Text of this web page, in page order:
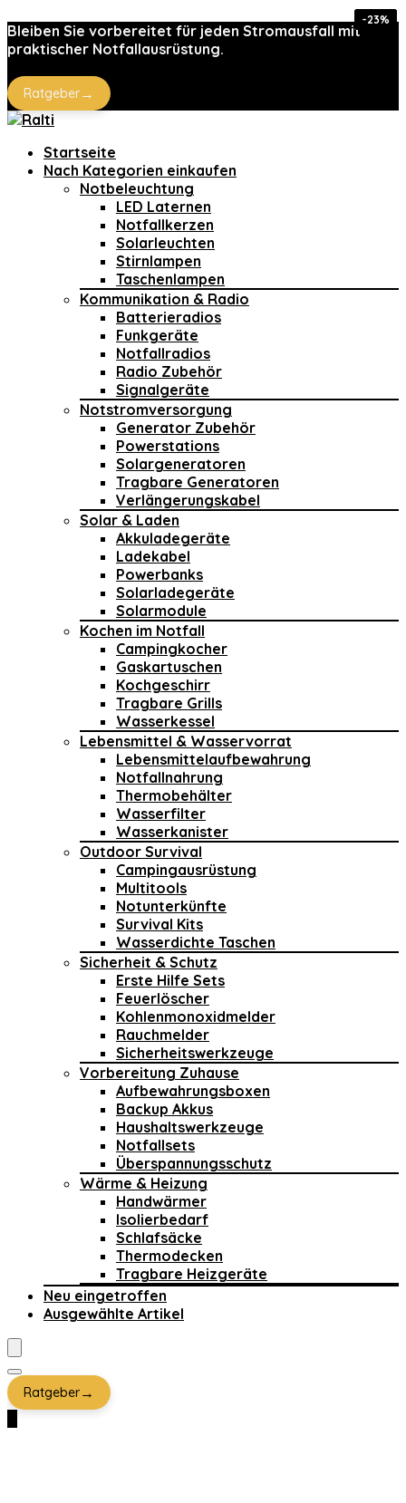
Bleiben Sie vorbereitet für jeden Stromausfall mit
praktischer Notfallausrüstung.
Ratgeber→
Startseite
Nach Kategorien einkaufen
Notbeleuchtung
LED Laternen
Notfallkerzen
Solarleuchten
Stirnlampen
Taschenlampen
Kommunikation & Radio
Batterieradios
Funkgeräte
Notfallradios
Radio Zubehör
Signalgeräte
Notstromversorgung
Generator Zubehör
Powerstations
Solargeneratoren
Tragbare Generatoren
Verlängerungskabel
Solar & Laden
Akkuladegeräte
Ladekabel
Powerbanks
Solarladegeräte
Solarmodule
Kochen im Notfall
Campingkocher
Gaskartuschen
Kochgeschirr
Tragbare Grills
Wasserkessel
Lebensmittel & Wasservorrat
Lebensmittelaufbewahrung
Notfallnahrung
Thermobehälter
Wasserfilter
Wasserkanister
Outdoor Survival
Campingausrüstung
Multitools
Notunterkünfte
Survival Kits
Wasserdichte Taschen
Sicherheit & Schutz
Erste Hilfe Sets
Feuerlöscher
Kohlenmonoxidmelder
Rauchmelder
Sicherheitswerkzeuge
Vorbereitung Zuhause
Aufbewahrungsboxen
Backup Akkus
Haushaltswerkzeuge
Notfallsets
Überspannungsschutz
Wärme & Heizung
Handwärmer
Isolierbedarf
Schlafsäcke
Thermodecken
Tragbare Heizgeräte
Neu eingetroffen
Ausgewählte Artikel
Ratgeber→
-39%
-39%
-8%
-68%
-23%